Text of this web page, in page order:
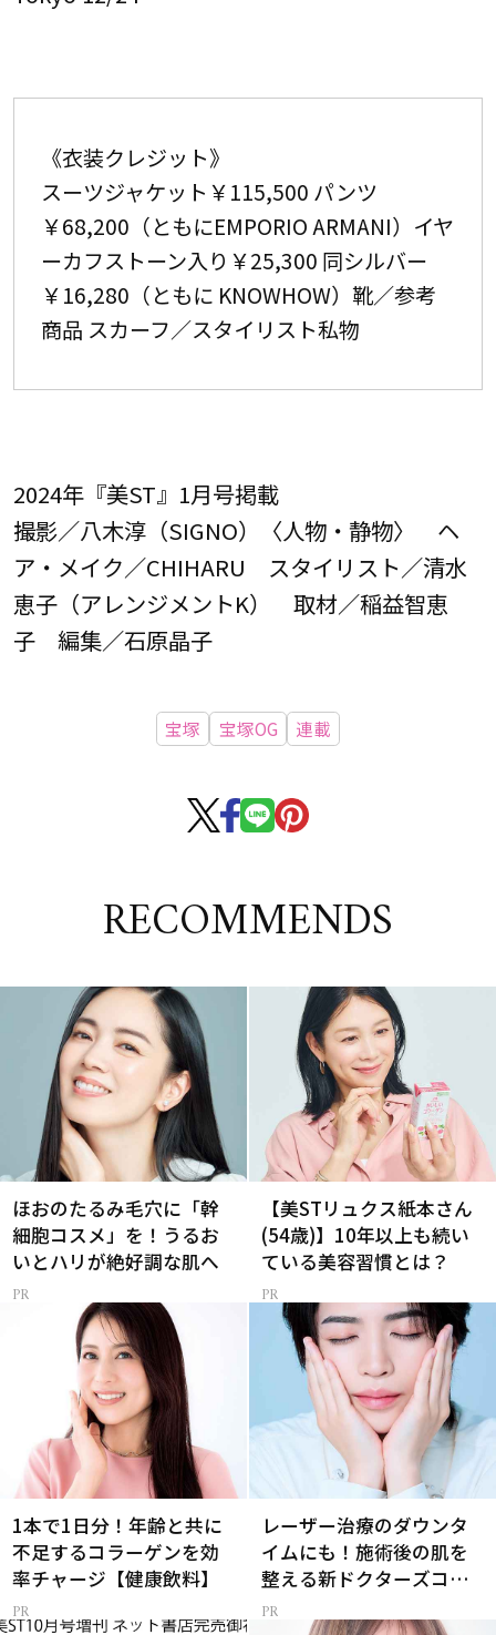
《衣装クレジット》
スーツジャケット￥115,500 パンツ
￥68,200（ともにEMPORIO ARMANI）イヤ
ーカフストーン入り￥25,300 同シルバー
￥16,280（ともに KNOWHOW）靴／参考
商品 スカーフ／スタイリスト私物
2024年『美ST』1月号掲載
撮影／八木淳（SIGNO）〈人物・静物〉 ヘ
ア・メイク／CHIHARU スタイリスト／清水
恵子（アレンジメントK） 取材／稲益智恵
子 編集／石原晶子
宝塚 宝塚OG 連載
RECOMMENDS
ほおのたるみ毛穴に「幹
細胞コスメ」を！うるお
いとハリが絶好調な肌へ
【美STリュクス紙本さん
(54歳)】10年以上も続い
ている美容習慣とは？
1本で1日分！年齢と共に
不足するコラーゲンを効
率チャージ【健康飲料】
レーザー治療のダウンタ
イムにも！施術後の肌を
整える新ドクターズコス
メ